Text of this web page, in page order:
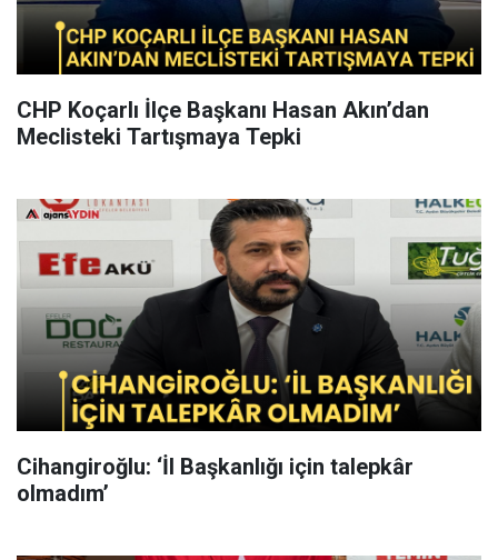
CHP Koçarlı İlçe Başkanı Hasan Akın’dan
Meclisteki Tartışmaya Tepki
Cihangiroğlu: ‘İl Başkanlığı için talepkâr
olmadım’